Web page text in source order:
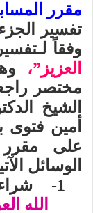
مقرر
تفسير
وفقاً
العزيز”،
مختصر
الشيخ
أمين فتوى
على
الوسائل
1- شراء
الله